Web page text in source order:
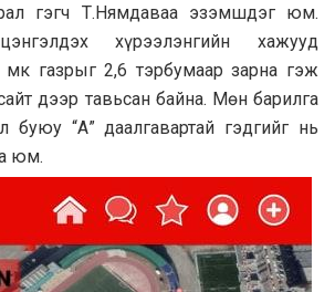
гэгч Т.Нямдаваа эзэмшдэг юм.
хүрээлэнгийн хажууд
мк газрыг 2,6 тэрбумаар зарна гэж
дээр тавьсан байна. Мөн барилга
буюу “А” даалгавартай гэдгийг нь
юм.